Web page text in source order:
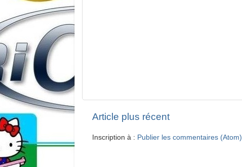
Article plus récent
Inscription à : Publier les commentaires (Atom)